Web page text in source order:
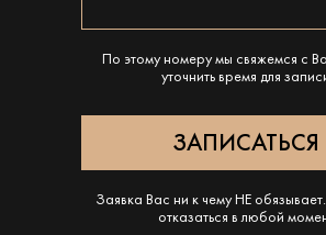
По этому номеру мы свяжемся с
уточнить время для
Заявка Вас ни к чему НЕ
отказаться в любой